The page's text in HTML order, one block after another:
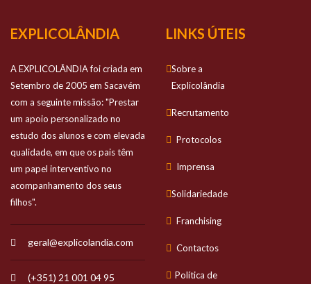
EXPLICOLÂNDIA
A EXPLICOLÂNDIA foi criada em
Setembro de 2005 em Sacavém
com a seguinte missão: "Prestar
um apoio personalizado no
estudo dos alunos e com elevada
qualidade, em que os pais têm
um papel interventivo no
acompanhamento dos seus
filhos".
geral@explicolandia.com
(+351) 21 001 04 95
LINKS ÚTEIS
Sobre a
Explicolândia
Recrutamento
Protocolos
Imprensa
Solidariedade
Franchising
Contactos
Política de